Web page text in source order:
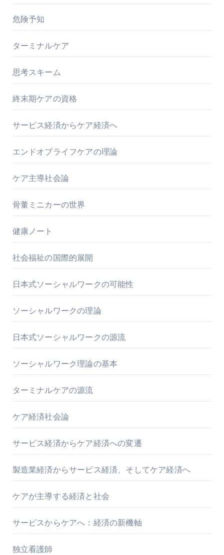
危険予知
ターミナルケア
思考スキーム
終末期ケアの資格
サービス経済からケア経済へ
エンドオブライフケアの理論
ケア主導社会論
骨董ミニカーの世界
健康ノート
社会福祉の国際的展開
日本式ソーシャルワークの可能性
ソーシャルワークの理論
日本式ソーシャルワークの源流
ソーシャルワーク理論の基本
ターミナルケアの源流
ケア経済社会論
サービス経済からケア経済への変遷
製造業経済からサービス経済、そしてケア経済へ
ケアが主導する経済と社会
サービスからケアへ：経済の新機軸
独立看護師